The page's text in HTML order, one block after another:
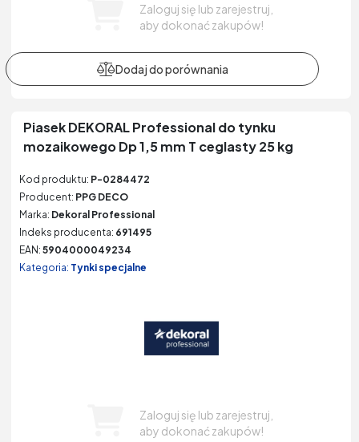
Zaloguj się lub zarejestruj,
aby dokonać zakupów!
Piasek DEKORAL Professional do tynku
mozaikowego Dp 1,5 mm T ceglasty 25 kg
Kod produktu: P-0284472
Producent: PPG DECO
Marka: Dekoral Professional
Indeks producenta: 691495
EAN: 5904000049234
Kategoria: Tynki specjalne
Zaloguj się lub zarejestruj,
aby dokonać zakupów!